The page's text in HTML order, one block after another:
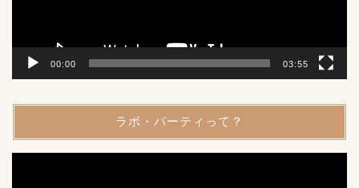
00:00 03:55
ラボ・パーティって？